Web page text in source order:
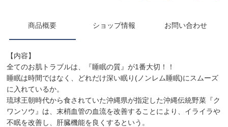
商品概要 ショップ情報 お問い合わせ
【内容】
全てのお肌トラブルは、『睡眠の質』が1番大切！！
睡眠は時間ではなく、どれだけ深い眠り(ノンレム睡眠)にスムーズ
に入れているか。
琉球王朝時代から食されていた沖縄県が指定した沖縄伝統野菜『ク
ワンソウ』は、末梢血管の血流を改善することにより、イライラや
不眠を改善し、肝臓機能を良くするという。